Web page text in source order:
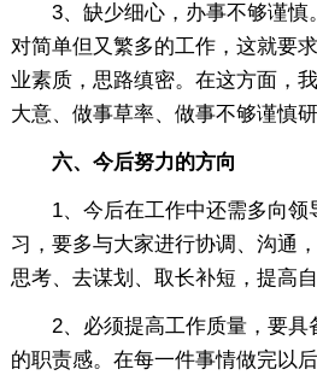
3、缺少细心，办事不够谨慎
对简单但又繁多的工作，这就要
业素质，思路缜密。在这方面，
大意、做事草率、做事不够谨慎
六、今后努力的方向
1、今后在工作中还需多向领
习，要多与大家进行协调、沟通
思考、去谋划、取长补短，提高
2、必须提高工作质量，要具
的职责感。在每一件事情做完以